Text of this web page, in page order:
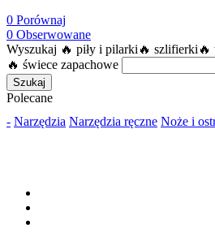
0 Porównaj
0 Obserwowane
Wyszukaj 🔥 piły i pilarki 🔥 szlifierki 🔥
🔥 świece zapachowe
Szukaj
Polecane
- Narzędzia Narzędzia ręczne Noże i